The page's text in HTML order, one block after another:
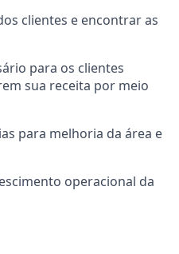
clientes e encontrar as
para os clientes
sua receita por meio
para melhoria da área e
operacional da